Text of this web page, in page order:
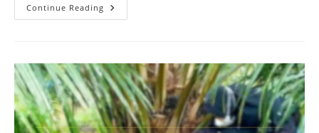
Continue Reading